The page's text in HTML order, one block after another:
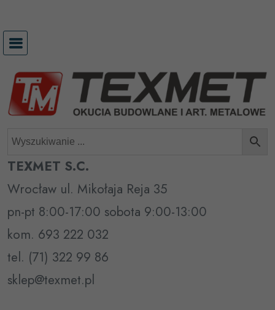
treści
TEXMET S.C.
Wrocław ul. Mikołaja Reja 35
pn-pt 8:00-17:00 sobota 9:00-13:00
kom. 693 222 032
tel. (71) 322 99 86
sklep@texmet.pl